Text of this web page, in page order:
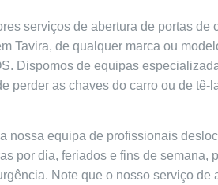
serviços de abertura de portas de
Tavira, de qualquer marca ou
Dispomos de equipas
perder as chaves do carro ou de tê-
nossa equipa de profissionais
por dia, feriados e fins de semana,
Note que o nosso serviço de